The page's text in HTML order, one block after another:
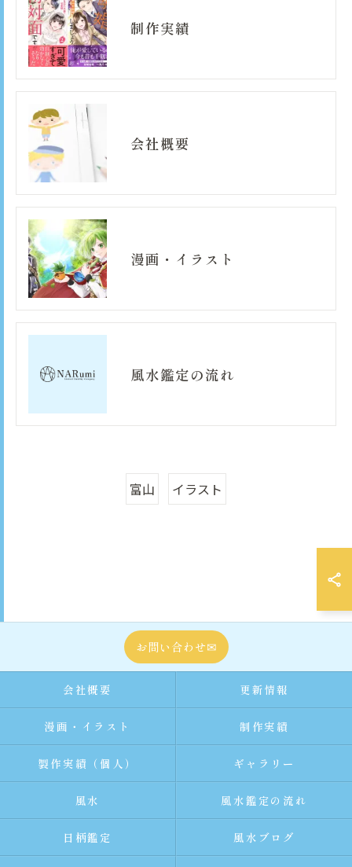
制作実績
会社概要
漫画・イラスト
風水鑑定の流れ
富山 イラスト
お問い合わせ✉
会社概要 更新情報
漫画・イラスト 制作実績
製作実績（個人） ギャラリー
風水 風水鑑定の流れ
日柄鑑定 風水ブログ